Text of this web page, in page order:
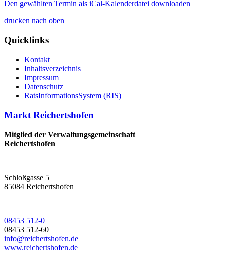
Den gewählten Termin als iCal-Kalenderdatei downloaden
drucken nach oben
Quicklinks
Kontakt
Inhaltsverzeichnis
Impressum
Datenschutz
RatsInformationsSystem (RIS)
Markt Reichertshofen
Mitglied der Verwaltungsgemeinschaft
Reichertshofen
Schloßgasse 5
85084 Reichertshofen
08453 512-0
08453 512-60
info@reichertshofen.de
www.reichertshofen.de